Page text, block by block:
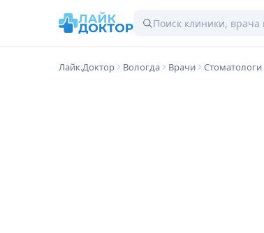
Лайк.Доктор Вологда Врачи Стоматологи